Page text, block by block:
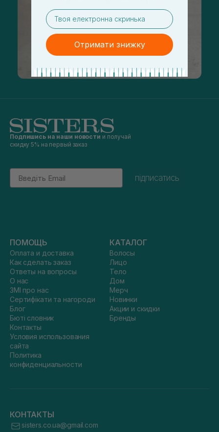
Подпишись на наши новости и получай
скидку 5% на первый заказ
Email
підписатись
ПОМОЩЬ
Оплата и доставка
Как сделать заказ
Ответы на вопросы
О нас
ЗМІ про нас
Сертифікати та нагороди
Блог
Бюті словник
Контакты
Условия использования
сайта
Политика
конфиденциальности
КАТАЛОГ
Волосы
Лицо
Тело
Дом
Мерч
Новинки
Акции и скидки
Бренды
КОНТАКТЫ
sisters.co.ua@gmail.com
email
Отримати знижку